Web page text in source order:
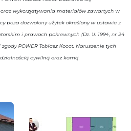
wykorzystywania materiałów zawartych w
poza dozwolony użytek określony w ustawie z
i prawach pokrewnych (Dz. U. 1994, nr 24
POWER Tobiasz Kocot. Naruszenie tych
cywilną oraz karną.